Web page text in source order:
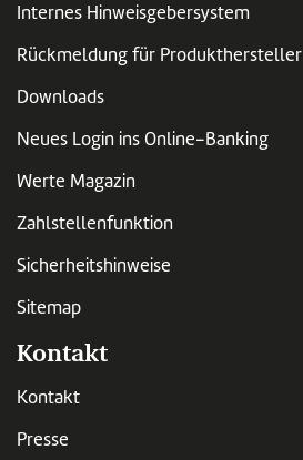
Internes Hinweisgebersystem
Rückmeldung für Produkthersteller
Downloads
Neues Login ins Online-Banking
Werte Magazin
Zahlstellenfunktion
Sicherheitshinweise
Sitemap
Kontakt
Kontakt
Presse